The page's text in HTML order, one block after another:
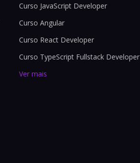
Curso JavaScript Developer
Curso Angular
Curso React Developer
Curso TypeScript Fullstack Developer
Ver mais